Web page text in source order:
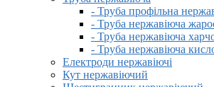
- Труба профільна
- Труба нержавіюча
- Труба нержавіюча
- Труба нержавіюча
Електроди нержавіючі
Кут нержавіючий